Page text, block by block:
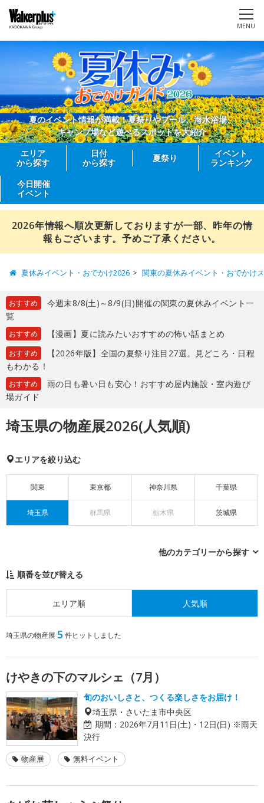
MENU
夏のイベント情報が満載！夏祭りやプール、海水浴場、
キャンプ場など遊べるスポットを大紹介
エリア
から探す
日付
から探す
夏祭り
イベント
ランキング
今日開催
イベント
2026年情報へ順次更新しておりますが一部、昨年の情
報もございます。予めご了承ください。
夏休みイベント・おでかけ2026 関東の夏休みイベント・おでかけ
おすすめ
今週末8/8(土)～8/9(日)開催の関東の夏休みイベント一
覧
おすすめ 【漫画】夏に読みたいおすすめの怖い話まとめ
おすすめ
【2026年版】全国の夏祭り注目27選。見どころ・日程
もわかる！
おすすめ
雨の日も暑い日も安心！おすすめ屋内施設・室内遊び
場ガイド
埼玉県の物産展2026(人気順)
エリアを絞り込む
関東 東京都 神奈川県 千葉県
埼玉県 群馬県 栃木県 茨城県
他のカテゴリーから探す
順番を並び替える
エリア順 人気順
埼玉県の物産展 5 件ヒットしました
けやきの下のマルシェ（7月）
旬のおいしさと、つくる楽しさをお届け！
埼玉県・さいたま市中央区
期間： 2026年7月11日(土)・12日(日) ※雨天
決行
物産展 無料イベント